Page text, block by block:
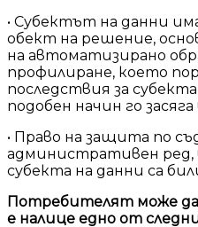
• Субектът на данни
обект на решение,
на автоматизирано
профилиране, което
последствия за
подобен начин го
• Право на защита по
административен ред,
субекта на данни са
Потребителят може да
е налице едно от